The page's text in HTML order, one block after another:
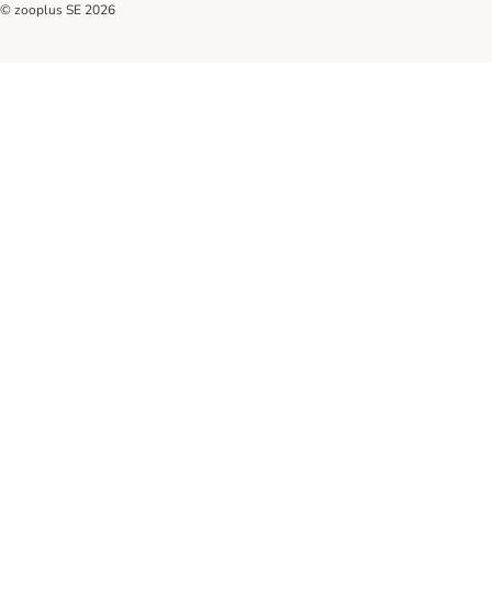
© zooplus SE 2026